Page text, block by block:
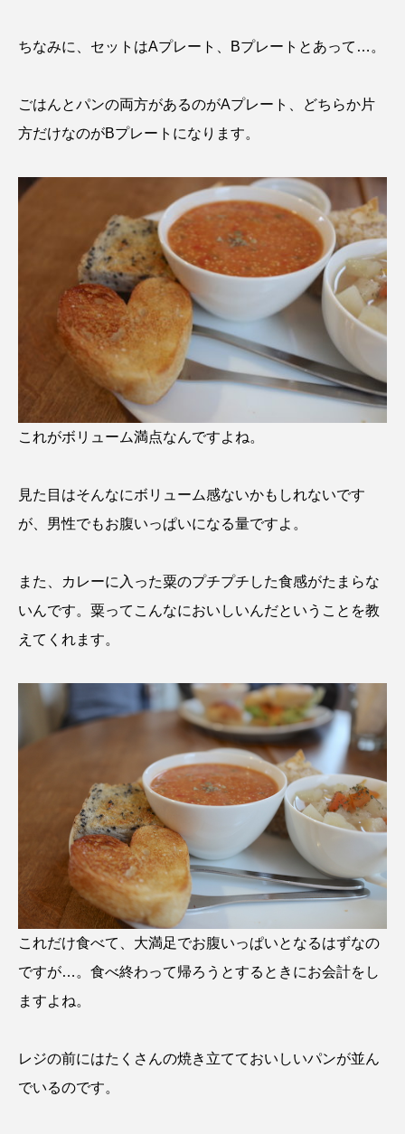
ちなみに、セットはAプレート、Bプレートとあって…。
ごはんとパンの両方があるのがAプレート、どちらか片
方だけなのがBプレートになります。
これがボリューム満点なんですよね。
見た目はそんなにボリューム感ないかもしれないです
が、男性でもお腹いっぱいになる量ですよ。
また、カレーに入った粟のプチプチした食感がたまらな
いんです。粟ってこんなにおいしいんだということを教
えてくれます。
これだけ食べて、大満足でお腹いっぱいとなるはずなの
ですが…。食べ終わって帰ろうとするときにお会計をし
ますよね。
レジの前にはたくさんの焼き立てておいしいパンが並ん
でいるのです。